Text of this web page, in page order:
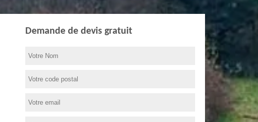
Demande de devis gratuit